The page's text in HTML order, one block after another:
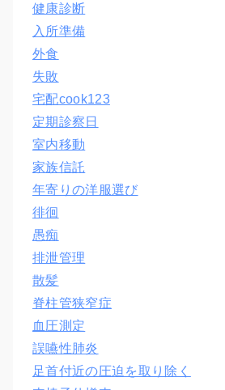
健康診断
入所準備
外食
失敗
宅配cook123
定期診察日
室内移動
家族信託
年寄りの洋服選び
徘徊
愚痴
排泄管理
散髪
脊柱管狭窄症
血圧測定
誤嚥性肺炎
足首付近の圧迫を取り除く